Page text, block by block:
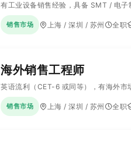
有工业设备销售经验，具备 SMT / 电子
销售市场 上海 / 深圳 / 苏州 全职
海外销售工程师
英语流利（CET-6 或同等），有海外市
销售市场 上海 / 深圳 / 苏州 全职